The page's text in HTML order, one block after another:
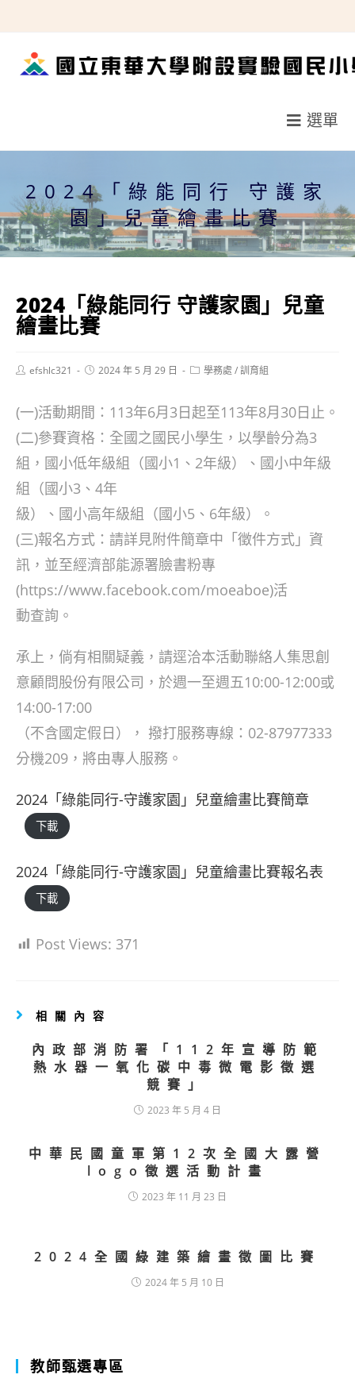
轉
選單
2024「綠能同行 守護家
園」兒童繪畫比賽
2024「綠能同行 守護家園」兒童
繪畫比賽
Postefshlc321
Post2024 年 5 月 29 日
Post學務處 /訓育組
(一)活動期間：113年6月3日起至113年8月30日止。
(二)參賽資格：全國之國民小學生，以學齡分為3
組，國小低年級組（國小1、2年級）、國小中年級
組（國小3、4年
級）、國小高年級組（國小5、6年級）。
(三)報名方式：請詳見附件簡章中「徵件方式」資
訊，並至經濟部能源署臉書粉專
(https://www.facebook.com/moeaboe)活
動查詢。
承上，倘有相關疑義，請逕洽本活動聯絡人集思創
意顧問股份有限公司，於週一至週五10:00-12:00或
14:00-17:00
（不含國定假日）， 撥打服務專線：02-87977333
分機209，將由專人服務。
2024「綠能同行-守護家園」兒童繪畫比賽簡章
下載
2024「綠能同行-守護家園」兒童繪畫比賽報名表
下載
Post Views: 371
相關內容
內政部消防署「112年宣導防範
熱水器一氧化碳中毒微電影徵選
競賽」
2023 年 5 月 4 日
中華民國童軍第12次全國大露營
logo徵選活動計畫
2023 年 11 月 23 日
2024全國綠建築繪畫徵圖比賽
2024 年 5 月 10 日
教師甄選專區